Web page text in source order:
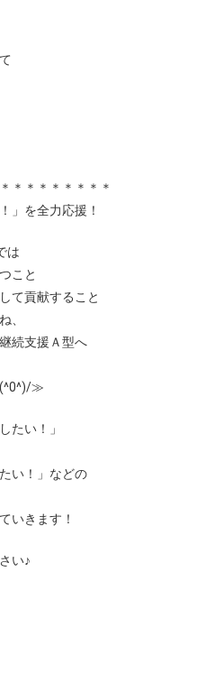
＊＊＊＊＊＊＊＊
」を全力応援！
は
こと
て貢献すること
、
続支援Ａ型へ
≫
たい！」
い！」などの
いきます！
い♪